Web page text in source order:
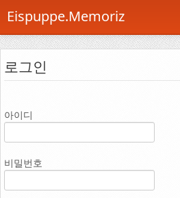
Eispuppe.Memoriz
About
AboutTori
Gallery
로그인
아이디
비밀번호